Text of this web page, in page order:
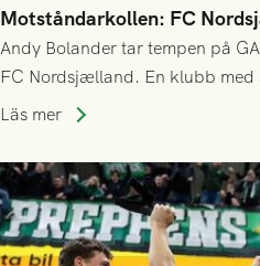
Motståndarkollen: FC
Andy Bolander tar tempen på
FC Nordsjælland. En klubb med
publiksnitt, ett lag med både
Läs mer